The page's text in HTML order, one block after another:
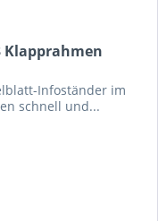
Klapprahmen
Infoständer im
schnell und...